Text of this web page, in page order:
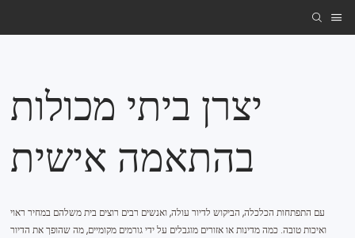
יצרן ביתי מכולות
בהתאמה אישית
עם התפתחות הכלכלה, הביקוש לדיור עולה, ואנשים רבים רוצים בית משלהם במחיר ראוי
ואיכות טובה. כמה מדינות או אזורים מוגבלים על ידי גורמים מקומיים, מה שהופך את הדיור